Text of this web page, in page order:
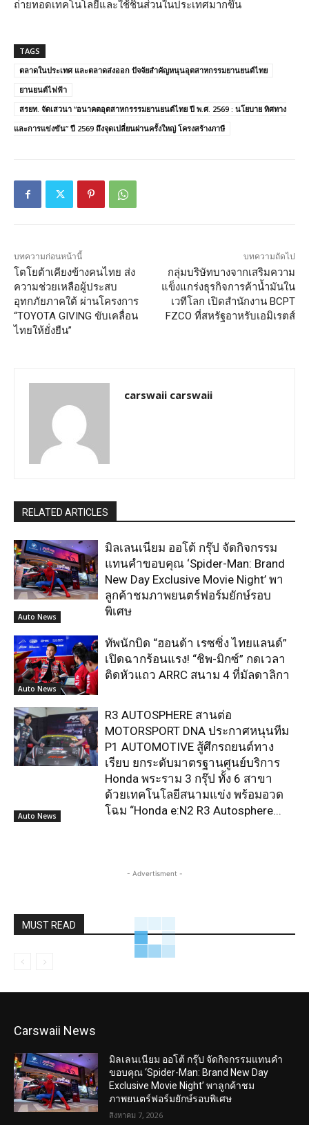
ถ่ายทอดเทคโนโลยีและใช้ชิ้นส่วนในประเทศมากขึ้น
TAGS
ตลาดในประเทศ และตลาดส่งออก ปัจจัยสำคัญหนุนอุตสาหกรรมยานยนต์ไทย
ยานยนต์ไฟฟ้า
สรยท. จัดเสวนา “อนาคตอุตสาหกรรรมยานยนต์ไทย ปี พ.ศ. 2569 : นโยบาย ทิศทาง
และการแข่งขัน” ปี 2569 ถึงจุดเปลี่ยนผ่านครั้งใหญ่ โครงสร้างภาษี
บทความก่อนหน้านี้
โตโยต้าเคียงข้างคนไทย ส่ง
ความช่วยเหลือผู้ประสบ
อุทกภัยภาคใต้ ผ่านโครงการ
“TOYOTA GIVING ขับเคลื่อน
ไทยให้ยั่งยืน”
บทความถัดไป
กลุ่มบริษัทบางจากเสริมความ
แข็งแกร่งธุรกิจการค้าน้ำมันใน
เวทีโลก เปิดสำนักงาน BCPT
FZCO ที่สหรัฐอาหรับเอมิเรตส์
carswaii carswaii
RELATED ARTICLES
Auto News
มิลเลนเนียม ออโต้ กรุ๊ป จัดกิจกรรม
แทนคำขอบคุณ ‘Spider-Man: Brand
New Day Exclusive Movie Night’ พา
ลูกค้าชมภาพยนตร์ฟอร์มยักษ์รอบ
พิเศษ
Auto News
ทัพนักบิด “ฮอนด้า เรซซิ่ง ไทยแลนด์”
เปิดฉากร้อนแรง! “ชิพ-มิกซ์” กดเวลา
ติดหัวแถว ARRC สนาม 4 ที่มัลดาลิกา
Auto News
R3 AUTOSPHERE สานต่อ
MOTORSPORT DNA ประกาศหนุนทีม
P1 AUTOMOTIVE สู้ศึกรถยนต์ทาง
เรียบ ยกระดับมาตรฐานศูนย์บริการ
Honda พระราม 3 กรุ๊ป ทั้ง 6 สาขา
ด้วยเทคโนโลยีสนามแข่ง พร้อมอวด
โฉม “Honda e:N2 R3 Autosphere...
- Advertisment -
MUST READ
Carswaii News
มิลเลนเนียม ออโต้ กรุ๊ป จัดกิจกรรมแทนคำ
ขอบคุณ ‘Spider-Man: Brand New Day
Exclusive Movie Night’ พาลูกค้าชม
ภาพยนตร์ฟอร์มยักษ์รอบพิเศษ
สิงหาคม 7, 2026